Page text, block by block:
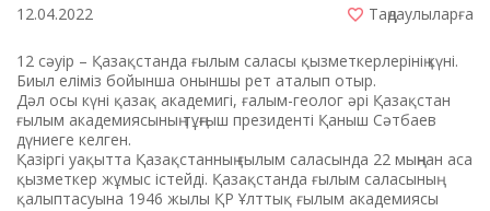
12.04.2022 Таңдаулыларға
12 сәуір – Қазақстанда ғылым саласы қызметкерлерінің күні.
Биыл еліміз бойынша оныншы рет аталып отыр.
Дәл осы күні қазақ академигі, ғалым-геолог әрі Қазақстан
ғылым академиясының тұңғыш президенті Қаныш Сәтбаев
дүниеге келген.
Қазіргі уақытта Қазақстанның ғылым саласында 22 мыңнан аса
қызметкер жұмыс істейді. Қазақстанда ғылым саласының
қалыптасуына 1946 жылы ҚР Ұлттық ғылым академиясы